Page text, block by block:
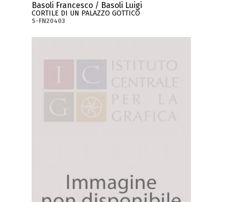
Basoli Francesco / Basoli Luigi
CORTILE DI UN PALAZZO GOTTICO
S-FN20403